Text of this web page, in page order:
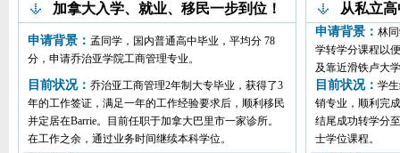
加拿大入学、就业、移民一步到位！
申请背景： 孟同学，国内普通高中毕业，平均分 78
分，申请乔治亚学院工商管理专业。
目前状况： 乔治亚工商管理2年制大专毕业，获得了3
年的工作签证，满足一年的工作经验要求后，顺利移民
并定居在Barrie。目前任职于加拿大巴里市一家诊所。
在工作之余，通过业务时间继续本科学位。
从私立
申请背景： 林
学转学分课程以
及靠近滑铁卢大
目前状况： 学
销专业，顺利完
结尾成功转学分
士学位课程。